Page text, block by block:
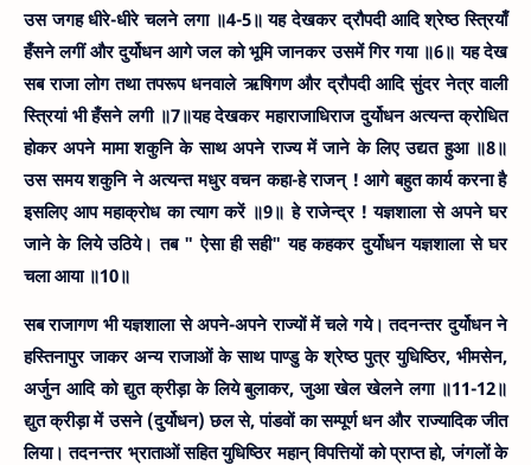
theme
उस जगह धीरे-धीरे चलने लगा ॥4-5॥ यह देखकर द्रौपदी आदि श्रेष्ठ स्त्रियाँ
हँसने लगीं और दुर्योधन आगे जल को भूमि जानकर उसमें गिर गया ॥6॥ यह देख
सब राजा लोग तथा तपरूप धनवाले ऋषिगण और द्रौपदी आदि सुंदर नेत्र वाली
स्त्रियां भी हँसने लगी ॥7॥यह देखकर महाराजाधिराज दुर्योधन अत्यन्त क्रोधित
होकर अपने मामा शकुनि के साथ अपने राज्य में जाने के लिए उद्यत हुआ ॥8॥
उस समय शकुनि ने अत्यन्त मधुर वचन कहा-हे राजन् ! आगे बहुत कार्य करना है
इसलिए आप महाक्रोध का त्याग करें ॥9॥ हे राजेन्द्र ! यज्ञशाला से अपने घर
जाने के लिये उठिये। तब " ऐसा ही सही" यह कहकर दुर्योधन यज्ञशाला से घर
चला आया ॥10॥
सब राजागण भी यज्ञशाला से अपने-अपने राज्यों में चले गये। तदनन्तर दुर्योधन ने
हस्तिनापुर जाकर अन्य राजाओं के साथ पाण्डु के श्रेष्ठ पुत्र युधिष्ठिर, भीमसेन,
अर्जुन आदि को द्युत क्रीड़ा के लिये बुलाकर, जुआ खेल खेलने लगा ॥11-12॥
द्युत क्रीड़ा में उसने (दुर्योधन) छल से, पांडवों का सम्पूर्ण धन और राज्यादिक जीत
लिया। तदनन्तर भ्राताओं सहित युधिष्ठिर महान् विपत्तियों को प्राप्त हो, जंगलों के